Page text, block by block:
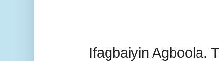
Ifagbaiyin Agboola.